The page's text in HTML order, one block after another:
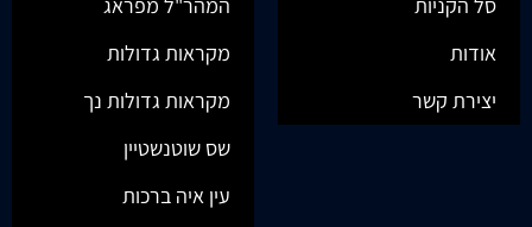
אודות
יצירת קשר
מקראות גדולות
מקראות גדולות נך
שס שוטנשטיין
עין איה ברכות